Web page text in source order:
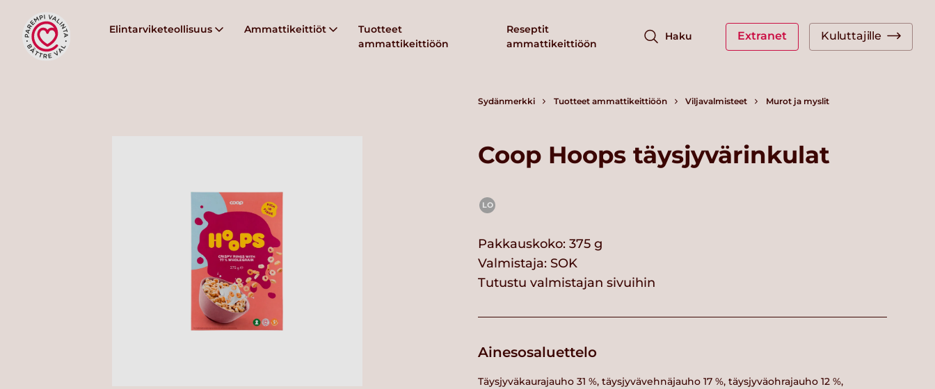
Elintarviketeollisuus Ammattikeittiöt
Tuotteet
ammattikeittiöön
Reseptit
ammattikeittiöön
Haku Extranet Kuluttajille
Sydänmerkki Tuotteet ammattikeittiöön Viljavalmisteet Murot ja myslit
Coop Hoops täysjyvärinkulat
LO
Pakkauskoko: 375 g
Valmistaja: SOK
Tutustu valmistajan sivuihin
Ainesosaluettelo
Täysjyväkaurajauho 31 %, täysjyvävehnäjauho 17 %, täysjyväohrajauho 12 %,